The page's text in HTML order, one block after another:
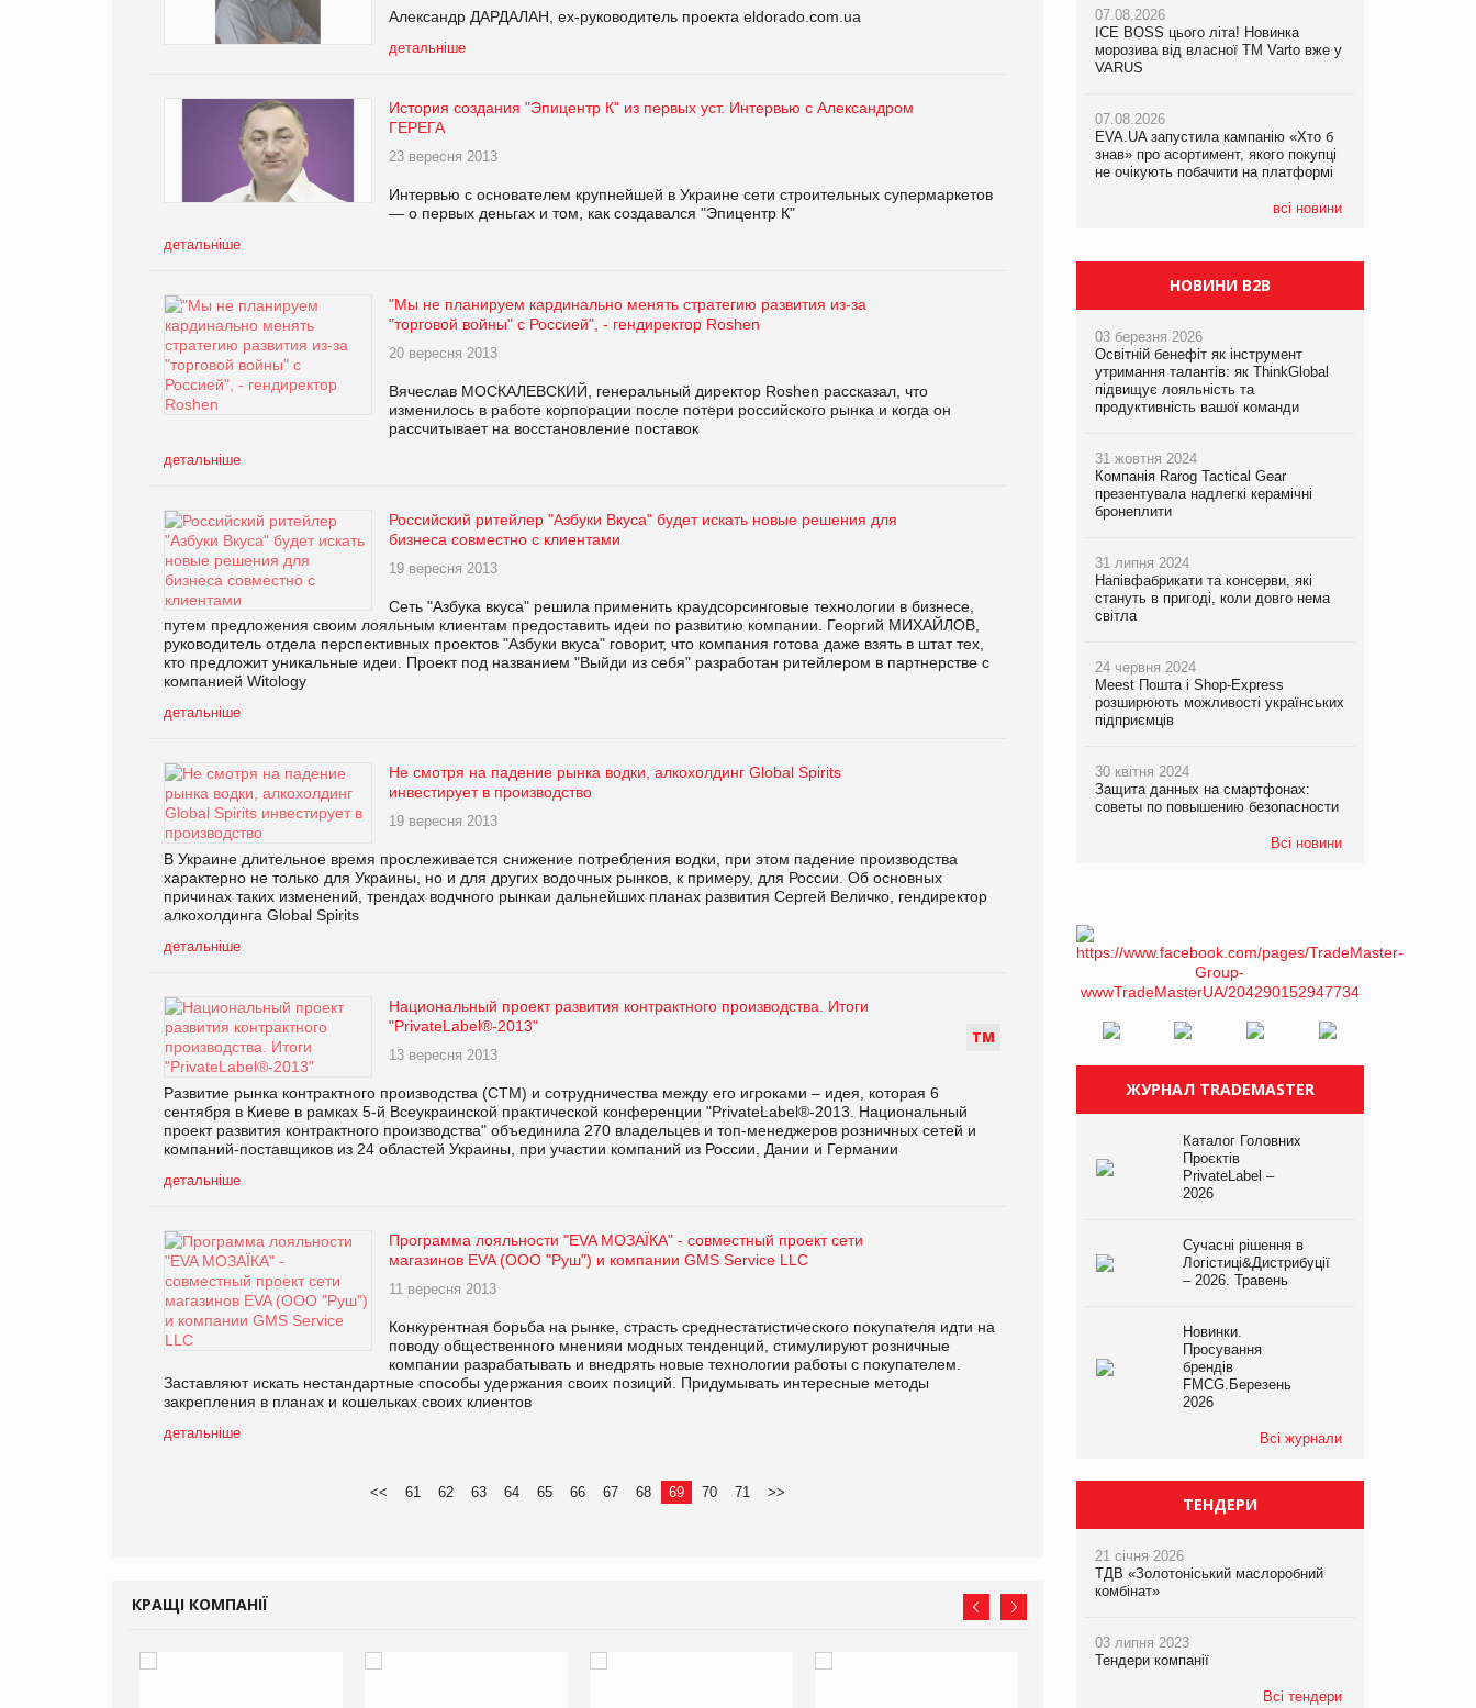
Александр ДАРДАЛАН, ex-руководитель проекта eldorado.com.ua
детальніше
История создания "Эпицентр К" из первых уст. Интервью с Александром
ГЕРЕГА
23 вересня 2013
Интервью с основателем крупнейшей в Украине сети строительных супермаркетов
— о первых деньгах и том, как создавался "Эпицентр К"
детальніше
"Мы не планируем кардинально менять стратегию развития из-за
"торговой войны" с Россией", - гендиректор Roshen
20 вересня 2013
Вячеслав МОСКАЛЕВСКИЙ, генеральный директор Roshen рассказал, что
изменилось в работе корпорации после потери российского рынка и когда он
рассчитывает на восстановление поставок
детальніше
Российский ритейлер "Азбуки Вкуса" будет искать новые решения для
бизнеса совместно с клиентами
19 вересня 2013
Сеть "Азбука вкуса" решила применить краудсорсинговые технологии в бизнесе,
путем предложения своим лояльным клиентам предоставить идеи по развитию компании. Георгий МИХАЙЛОВ,
руководитель отдела перспективных проектов "Азбуки вкуса" говорит, что компания готова даже взять в штат тех,
кто предложит уникальные идеи. Проект под названием "Выйди из себя" разработан ритейлером в партнерстве с
компанией Witology
детальніше
Не смотря на падение рынка водки, алкохолдинг Global Spirits
инвестирует в производство
19 вересня 2013
В Украине длительное время прослеживается снижение потребления водки, при этом падение производства
характерно не только для Украины, но и для других водочных рынков, к примеру, для России. Об основных
причинах таких изменений, трендах водчного рынкаи дальнейших планах развития Сергей Величко, гендиректор
алкохолдинга Global Spirits
детальніше
ТМ
Национальный проект развития контрактного производства. Итоги
"PrivateLabel®-2013"
13 вересня 2013
Развитие рынка контрактного производства (СТМ) и сотрудничества между его игроками – идея, которая 6
сентября в Киеве в рамках 5-й Всеукраинской практической конференции "PrivateLabel®-2013. Национальный
проект развития контрактного производства" объединила 270 владельцев и топ-менеджеров розничных сетей и
компаний-поставщиков из 24 областей Украины, при участии компаний из России, Дании и Германии
детальніше
Программа лояльности "EVA МОЗАЇКА" - совместный проект сети
магазинов EVA (ООО "Руш") и компании GMS Service LLC
11 вересня 2013
Конкурентная борьба на рынке, страсть среднестатистического покупателя идти на
поводу общественного мненияи модных тенденций, стимулируют розничные
компании разрабатывать и внедрять новые технологии работы с покупателем.
Заставляют искать нестандартные способы удержания своих позиций. Придумывать интересные методы
закрепления в планах и кошельках своих клиентов
детальніше
<< 61 62 63 64 65 66 67 68 69 70 71 >>
КРАЩІ КОМПАНІЇ
07.08.2026
ICE BOSS цього літа! Новинка
морозива від власної ТМ Varto вже у
VARUS
07.08.2026
EVA.UA запустила кампанію «Хто б
знав» про асортимент, якого покупці
не очікують побачити на платформі
всі новини
06.08.2026
Смачна новинка для хвостатих: у
VARUS з’явилися паучі Varto Paw
05.08.2026
Мережа супермаркетів VARUS купує
мережу магазинів формату
компанія налічуватиме 374 магазини
07.08.2026
Франція заборонила рекламні дзвінки
НОВИНИ B2B
03 березня 2026
Освітній бенефіт як інструмент
утримання талантів: як ThinkGlobal
підвищує лояльність та
продуктивність вашої команди
31 жовтня 2024
Компанія Rarog Tactical Gear
презентувала надлегкі керамічні
бронеплити
31 липня 2024
Напівфабрикати та консерви, які
стануть в пригоді, коли довго нема
світла
24 червня 2024
Meest Пошта і Shop-Express
розширюють можливості українських
підприємців
30 квітня 2024
Защита данных на смартфонах:
советы по повышению безопасности
Всі новини
ЖУРНАЛ TRADEMASTER
Каталог Головних
Проєктів
PrivateLabel –
2026
Сучасні рішення в
Логістиці&Дистрибуції
– 2026. Травень
Новинки.
Просування
брендів
FMCG.Березень
2026
Всі журнали
ТЕНДЕРИ
21 січня 2026
ТДВ «Золотоніський маслоробний
комбінат»
03 липня 2023
Тендери компанії
Всі тендери